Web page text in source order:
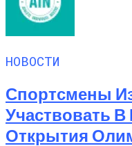
НОВОСТИ
Спортсмены
Участвовать
Открытия